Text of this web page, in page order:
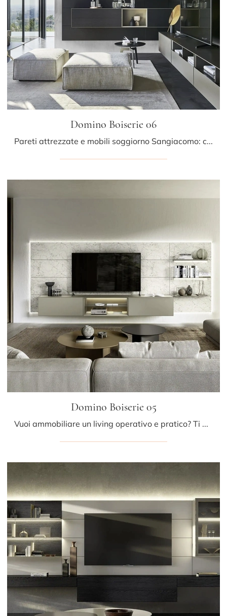
Domino Boiserie 06
Pareti attrezzate e mobili soggiorno Sangiacomo: clicca e scopri il modello Domino Boiserie 06 e potrai completare stanze moderne di ogni genere.
Domino Boiserie 05
Vuoi ammobiliare un living operativo e pratico? Ti presentiamo la parete attrezzata Domino Boiserie 05 Sangiacomo dalle forme decise moderne.